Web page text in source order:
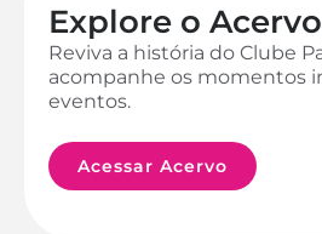
Explore o
Reviva a história do Clube
acompanhe os momentos
eventos.
Acessar Acervo